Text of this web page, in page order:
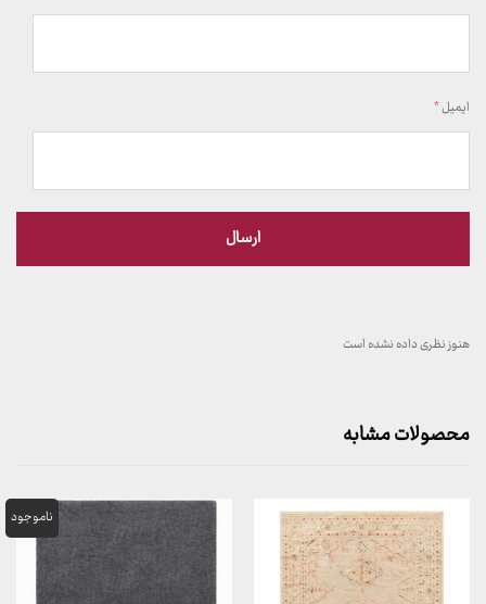
ایمیل*
هنوز نظری داده نشده است
محصولات مشابه